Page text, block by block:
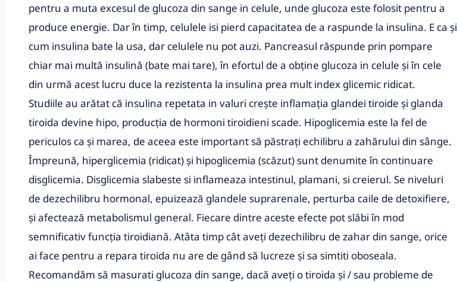
pentru a muta excesul de glucoza din sange in celule, unde glucoza este folosit pentru a
produce energie. Dar în timp, celulele isi pierd capacitatea de a raspunde la insulina. E ca și
cum insulina bate la usa, dar celulele nu pot auzi. Pancreasul răspunde prin pompare
chiar mai multă insulină (bate mai tare), în efortul de a obține glucoza in celule și în cele
din urmă acest lucru duce la rezistenta la insulina prea mult index glicemic ridicat.
Studiile au arătat că insulina repetata in valuri crește inflamația glandei tiroide și glanda
tiroida devine hipo, producția de hormoni tiroidieni scade. Hipoglicemia este la fel de
periculos ca și marea, de aceea este important să păstrați echilibru a zahărului din sânge.
Împreună, hiperglicemia (ridicat) și hipoglicemia (scăzut) sunt denumite în continuare
disglicemia. Disglicemia slabeste si inflameaza intestinul, plamani, si creierul. Se niveluri
de dezechilibru hormonal, epuizează glandele suprarenale, perturba caile de detoxifiere,
și afectează metabolismul general. Fiecare dintre aceste efecte pot slăbi în mod
semnificativ funcția tiroidiană. Atâta timp cât aveți dezechilibru de zahar din sange, orice
ai face pentru a repara tiroida nu are de gând să lucreze și sa simtiti oboseala.
Recomandăm să masurati glucoza din sange, dacă aveți o tiroida și / sau probleme de